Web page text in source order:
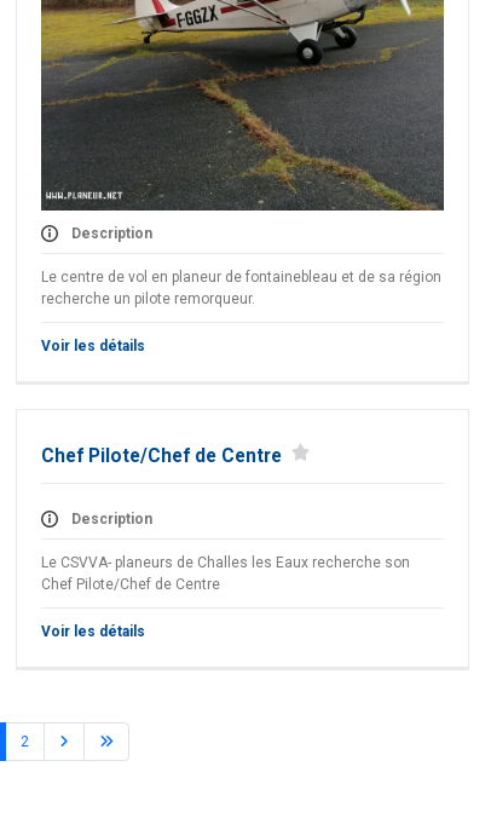
Description
Le centre de vol en planeur de fontainebleau et de sa région
recherche un pilote remorqueur.
Voir les détails
Chef Pilote/Chef de Centre
Description
Le CSVVA- planeurs de Challes les Eaux recherche son
Chef Pilote/Chef de Centre
Voir les détails
2